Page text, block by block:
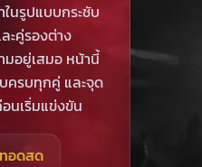
นรูปแบบกระชับ
ะคู่รองต่าง
อยู่เสมอ หน้านี้
ครบทุกคู่ และจุด
นเริ่มแข่งขัน
อดสด